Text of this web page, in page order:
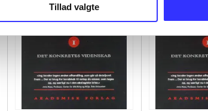
Tillad valgte